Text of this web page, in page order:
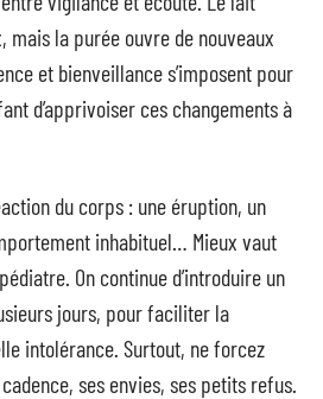
mais la purée ouvre de nouveaux
et bienveillance s’imposent pour
d’apprivoiser ces changements à
du corps : une éruption, un
inhabituel… Mieux vaut
On continue d’introduire un
jours, pour faciliter la
intolérance. Surtout, ne forcez
ses envies, ses petits refus.